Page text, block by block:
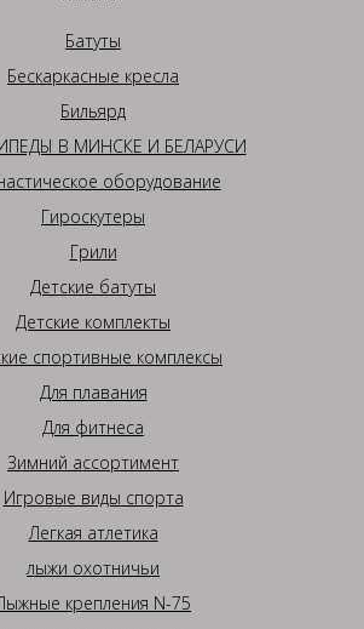
Батуты
Бескаркасные кресла
Бильярд
В МИНСКЕ И БЕЛАРУСИ
оборудование
Гироскутеры
Грили
Детские батуты
Детские комплекты
спортивные комплексы
Для плавания
Для фитнеса
Зимний ассортимент
Игровые виды спорта
Легкая атлетика
лыжи охотничьи
крепления N-75